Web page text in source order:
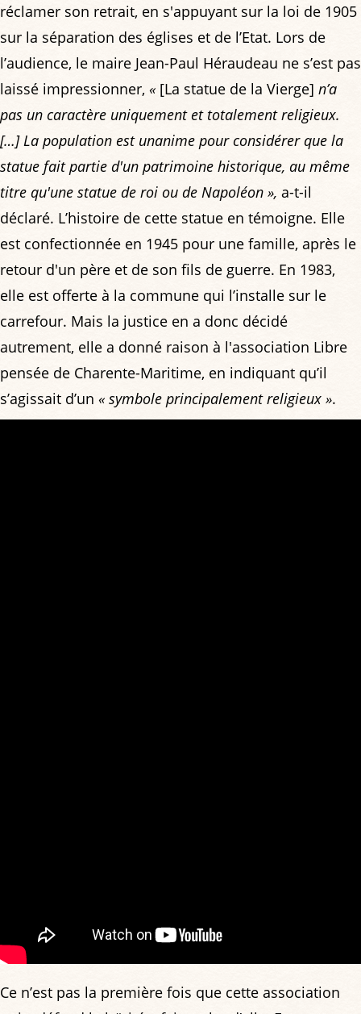
réclamer son retrait, en s'appuyant sur la loi de 1905
sur la séparation des églises et de l’Etat. Lors de
l’audience, le maire Jean-Paul Héraudeau ne s’est pas
laissé impressionner, « [La statue de la Vierge] n’a
pas un caractère uniquement et totalement religieux.
[…] La population est unanime pour considérer que la
statue fait partie d'un patrimoine historique, au même
titre qu'une statue de roi ou de Napoléon », a-t-il
déclaré. L’histoire de cette statue en témoigne. Elle
est confectionnée en 1945 pour une famille, après le
retour d'un père et de son fils de guerre. En 1983,
elle est offerte à la commune qui l’installe sur le
carrefour. Mais la justice en a donc décidé
autrement, elle a donné raison à l'association Libre
pensée de Charente-Maritime, en indiquant qu’il
s’agissait d’un « symbole principalement religieux ».
Ce n’est pas la première fois que cette association